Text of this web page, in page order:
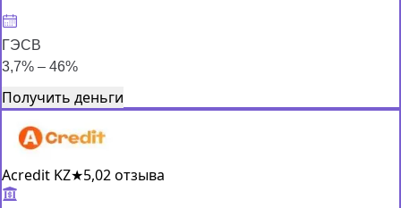
ГЭСВ
3,7% – 46%
Получить деньги
Acredit KZ★5,02 отзыва